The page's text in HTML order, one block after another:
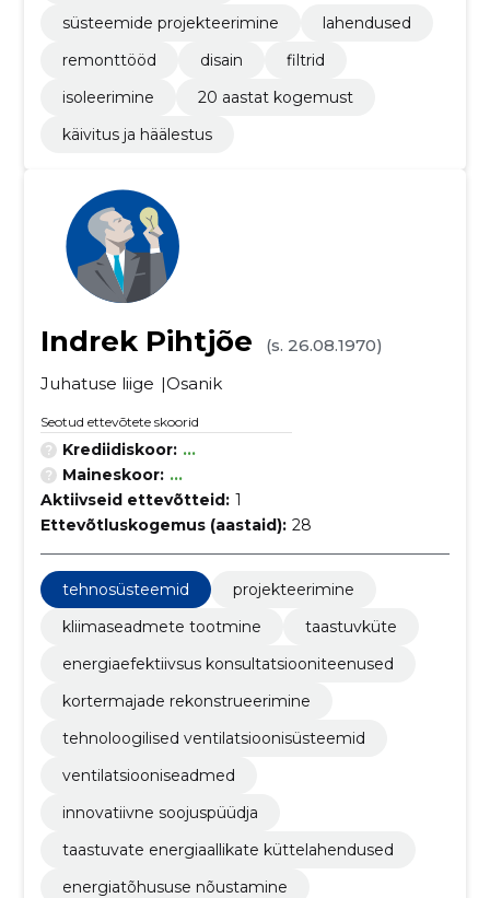
süsteemide projekteerimine
lahendused
remonttööd
disain
filtrid
isoleerimine
20 aastat kogemust
käivitus ja häälestus
Indrek Pihtjõe
(s. 26.08.1970)
Juhatuse liige
Osanik
Seotud ettevõtete skoorid
Krediidiskoor: ...
Maineskoor: ...
Aktiivseid ettevõtteid: 1
Ettevõtluskogemus (aastaid): 28
tehnosüsteemid
projekteerimine
kliimaseadmete tootmine
taastuvküte
energiaefektiivsus konsultatsiooniteenused
kortermajade rekonstrueerimine
tehnoloogilised ventilatsioonisüsteemid
ventilatsiooniseadmed
innovatiivne soojuspüüdja
taastuvate energiaallikate küttelahendused
energiatõhususe nõustamine